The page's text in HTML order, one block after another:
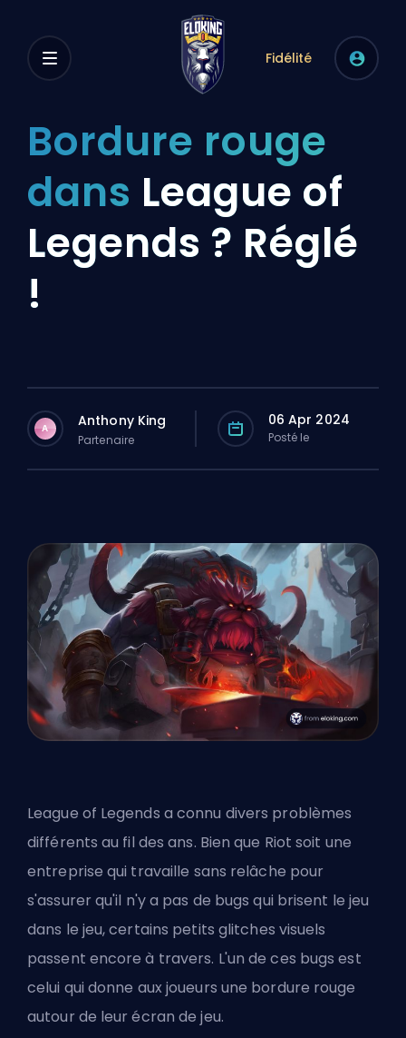
Fidélité
Bordure rouge
dans League of
Legends ? Réglé
!
A Anthony King
Partenaire
06 Apr 2024
Posté le
League of Legends a connu divers problèmes
différents au fil des ans. Bien que Riot soit une
entreprise qui travaille sans relâche pour
s'assurer qu'il n'y a pas de bugs qui brisent le jeu
dans le jeu, certains petits glitches visuels
passent encore à travers. L'un de ces bugs est
celui qui donne aux joueurs une bordure rouge
autour de leur écran de jeu.